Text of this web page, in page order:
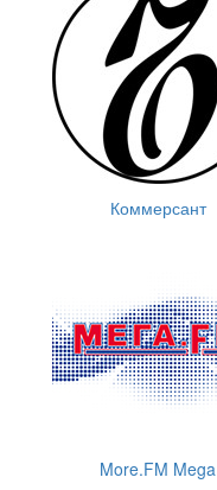
Коммерсант
More.FM Mega